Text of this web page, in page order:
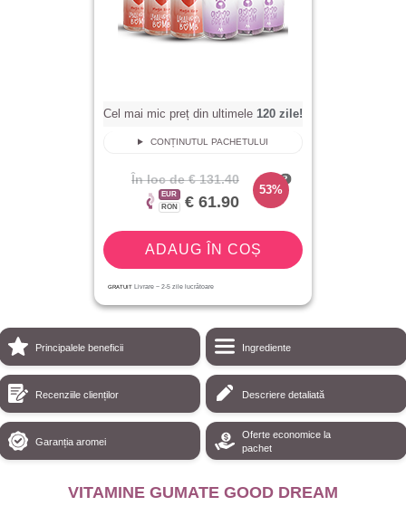
Cel mai mic preț din ultimele 120 zile!
CONȚINUTUL PACHETULUI
În loc de € 131.40
EUR
RON
€ 61.90
53%
ADAUG ÎN COȘ
GRATUIT Livrare ~ 2-5 zile lucrătoare
Principalele beneficii Ingrediente
Recenziile clienților Descriere detaliată
Garanția aromei
Oferte economice la
pachet
VITAMINE GUMATE GOOD DREAM